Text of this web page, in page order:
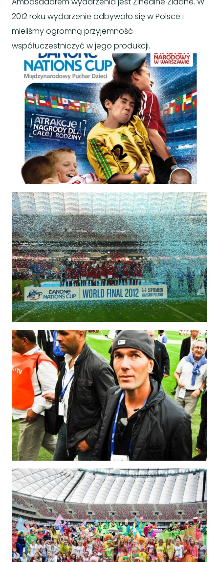
2012 roku wydarzenie odbywało się w Polsce i
mieliśmy ogromną przyjemność
współuczestniczyć w jego produkcji.